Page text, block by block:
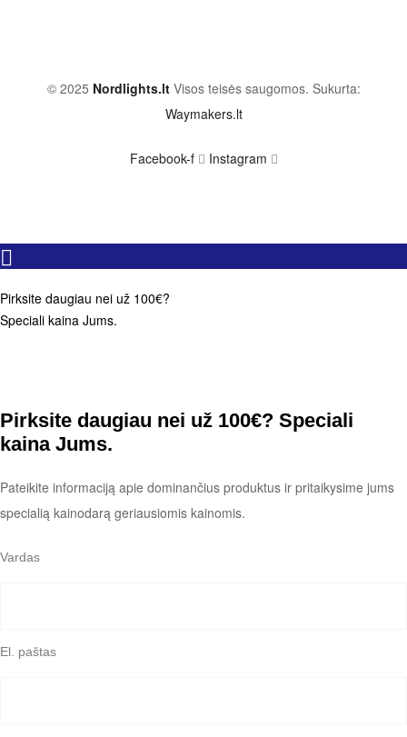
© 2025 Nordlights.ltVisos teisės saugomos. Sukurta:
Waymakers.lt
Facebook-f Instagram
Pirksite daugiau nei už 100€?
Speciali kaina Jums.
Pirksite daugiau nei už 100€? Speciali
kaina Jums.
Pateikite informaciją apie dominančius produktus ir pritaikysime jums
specialią kainodarą geriausiomis kainomis.
Vardas
El. paštas